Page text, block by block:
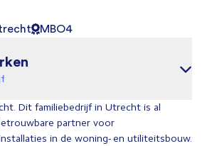
MBO4
Dit familiebedrijf in Utrecht is al
partner voor
in de woning- en utiliteitsbouw.